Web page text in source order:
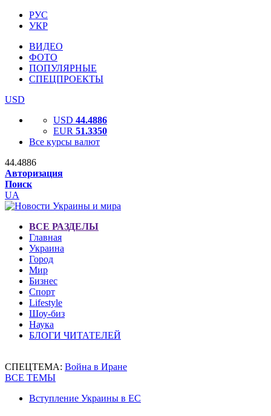
РУС
УКР
ВИДЕО
ФОТО
ПОПУЛЯРНЫЕ
СПЕЦПРОЕКТЫ
USD
USD 44.4886
EUR 51.3350
Все курсы валют
44.4886
Авторизация
Поиск
UA
ВСЕ РАЗДЕЛЫ
Главная
Украина
Город
Мир
Бизнес
Спорт
Lifestyle
Шоу-биз
Наука
БЛОГИ ЧИТАТЕЛЕЙ
СПЕЦТЕМА: Война в Иране
ВСЕ ТЕМЫ
Вступление Украины в ЕС